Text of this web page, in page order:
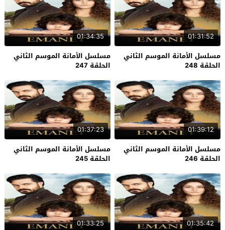
01:31:52
مسلسل الأمانة الموسم الثاني
الحلقة 248
01:34:35
مسلسل الأمانة الموسم الثاني
الحلقة 247
01:39:12
مسلسل الأمانة الموسم الثاني
الحلقة 246
01:37:23
مسلسل الأمانة الموسم الثاني
الحلقة 245
01:35:42
01:33:25